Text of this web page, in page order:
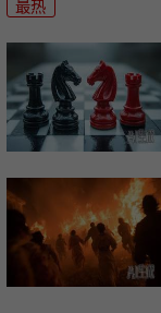
最热